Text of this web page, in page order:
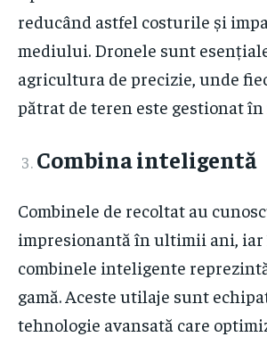
reducând astfel costurile și
mediului. Dronele sunt
agricultura de precizie, unde
pătrat de teren este gestionat în
Combina inteligentă
Combinele de recoltat au
impresionantă în ultimii ani, iar
combinele inteligente
gamă. Aceste utilaje sunt
tehnologie avansată care